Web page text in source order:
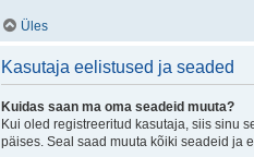
Üles
Kasutaja eelistused ja seaded
Kuidas saan ma oma seadeid muuta?
Kui oled registreeritud kasutaja, siis sinu
päises. Seal saad muuta kõiki seadeid ja